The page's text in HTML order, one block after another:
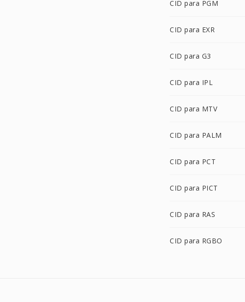
CID para PGM
CID para EXR
CID para G3
CID para IPL
CID para MTV
CID para PALM
CID para PCT
CID para PICT
CID para RAS
CID para RGBO